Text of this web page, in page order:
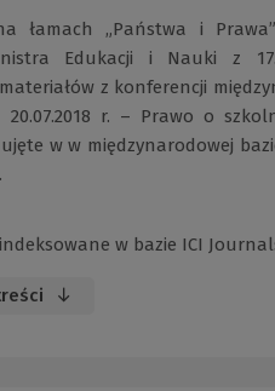
łamach „Państwa i
Edukacji i Nauki z
z konferencji
r. – Prawo o
ujęte w w międzynarodowej
w bazie ICI